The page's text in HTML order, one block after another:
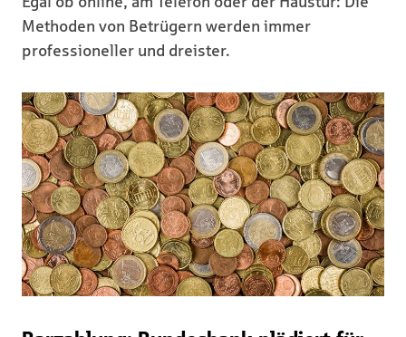
Methoden von Betrügern werden immer
professioneller und dreister.